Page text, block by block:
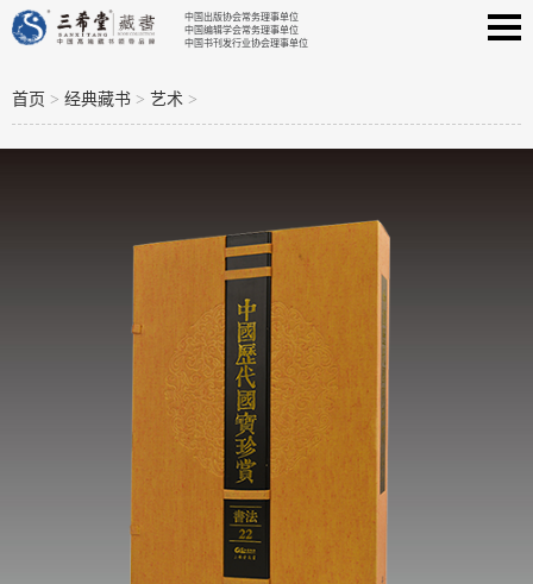
中国出版协会常务理事单位
中国编辑学会常务理事单位
中国书刊发行业协会理事单位
首页 > 经典藏书 > 艺术 >